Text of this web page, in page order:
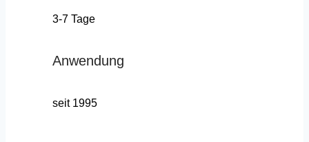
3-7 Tage
Anwendung
seit 1995